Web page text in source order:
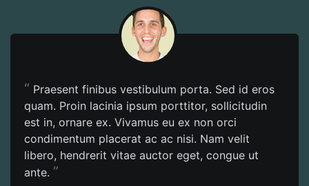
“ Praesent finibus vestibulum porta. Sed id eros
quam. Proin lacinia ipsum porttitor, sollicitudin
est in, ornare ex. Vivamus eu ex non orci
condimentum placerat ac ac nisi. Nam velit
libero, hendrerit vitae auctor eget, congue ut
ante. ”